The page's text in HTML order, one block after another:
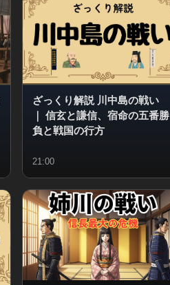
ざっくり解説 川中島の戦い
｜ 信玄と謙信、宿命の五番勝
負と戦国の行方
21:00